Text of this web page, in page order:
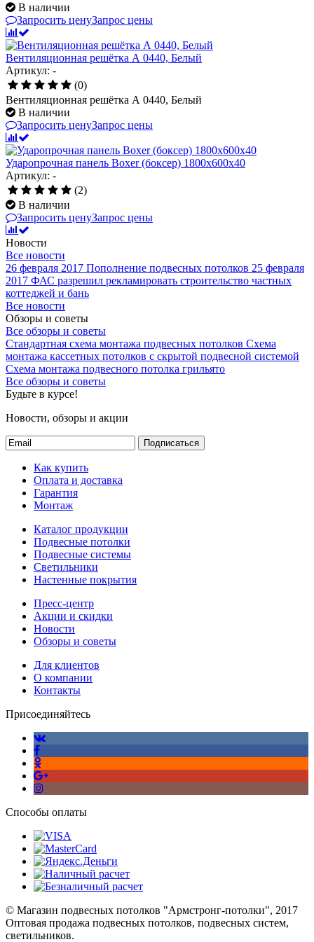
В наличии
Запросить ценуЗапрос цены
Вентиляционная решётка А 0440, Белый
Артикул: -
(0)
Вентиляционная решётка А 0440, Белый
В наличии
Запросить ценуЗапрос цены
Ударопрочная панель Boxer (боксер) 1800x600x40
Артикул: -
(2)
В наличии
Запросить ценуЗапрос цены
Новости
Все новости
26 февраля 2017 Пополнение подвесных потолков 25 февраля
2017 ФАС разрешил рекламировать строительство частных
коттеджей и бань
Все новости
Обзоры и советы
Все обзоры и советы
Стандартная схема монтажа подвесных потолков Схема
монтажа кассетных потолков с скрытой подвесной системой
Схема монтажа подвесного потолка грильято
Все обзоры и советы
Будьте в курсе!
Новости, обзоры и акции
Подписаться
Как купить
Оплата и доставка
Гарантия
Монтаж
Каталог продукции
Подвесные потолки
Подвесные системы
Светильники
Настенные покрытия
Пресс-центр
Акции и скидки
Новости
Обзоры и советы
Для клиентов
О компании
Контакты
Присоединяйтесь
Способы оплаты
© Магазин подвесных потолков "Армстронг-потолки", 2017
Оптовая продажа подвесных потолков, подвесных систем,
светильников.